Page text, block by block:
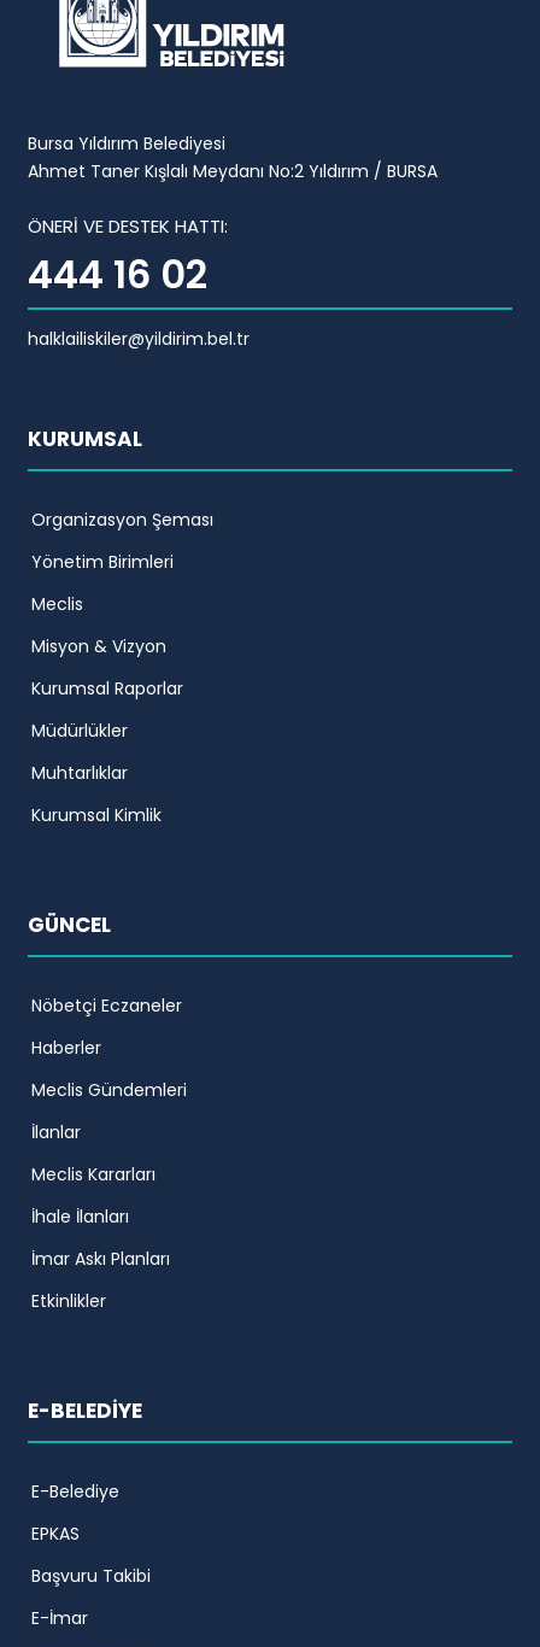
Bursa Yıldırım Belediyesi
Ahmet Taner Kışlalı Meydanı No:2 Yıldırım / BURSA
ÖNERİ VE DESTEK HATTI:
444 16 02
halklailiskiler@yildirim.bel.tr
KURUMSAL
Organizasyon Şeması
Yönetim Birimleri
Meclis
Misyon & Vizyon
Kurumsal Raporlar
Müdürlükler
Muhtarlıklar
Kurumsal Kimlik
GÜNCEL
Nöbetçi Eczaneler
Haberler
Meclis Gündemleri
İlanlar
Meclis Kararları
İhale İlanları
İmar Askı Planları
Etkinlikler
E-BELEDİYE
E-Belediye
EPKAS
Başvuru Takibi
E-İmar